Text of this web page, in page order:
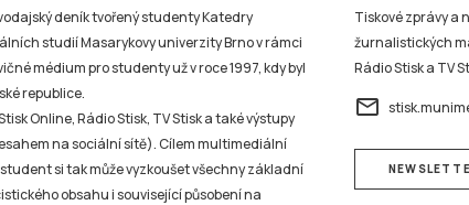
deník tvořený studenty Katedry
studií Masarykovy univerzity Brno v rámci
médium pro studenty už v roce 1997, kdy byl
republice.
Online, Rádio Stisk, TV Stisk a také výstupy
na sociální sítě). Cílem multimediální
si tak může vyzkoušet všechny základní
obsahu i související působení na
Tiskové zprávy a
žurnalistických
Rádio Stisk a TV
email